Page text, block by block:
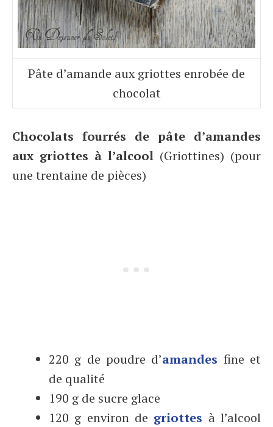
Pâte d’amande aux griottes enrobée de
chocolat
Chocolats fourrés de pâte d’amandes
aux griottes à l’alcool (Griottines) (pour
une trentaine de pièces)
220 g de poudre d’amandes fine et
de qualité
190 g de sucre glace
120 g environ de griottes à l’alcool